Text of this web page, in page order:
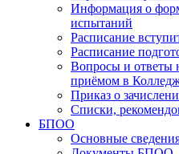
Информация о
испытаний
Расписание
Расписание
Вопросы и ответы
приёмом в
Приказ о
Списки,
БПОО
Основные